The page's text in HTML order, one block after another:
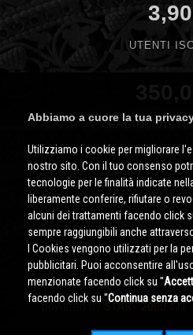
UTENTI
PAGINE VISTE
Cividale.COMCopyright © 2000 -
powered by START 2000 s.r.l.
Abbiamo a cuore la tua
Utilizziamo i cookie per migliorare
nostro sito. Con il tuo consenso
tecnologie per le finalità indicate
liberamente conferire, rifiutare o
alcuni dei trattamenti facendo click
sempre raggiungibili anche
I Cookies vengono utilizzati per la
pubblicitari. Puoi acconsentire
menzionate facendo click su ''
facendo click su ''Continua senza